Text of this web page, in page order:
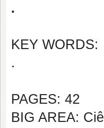
.
KEY WORDS:
.
PAGES: 42
BIG AREA: